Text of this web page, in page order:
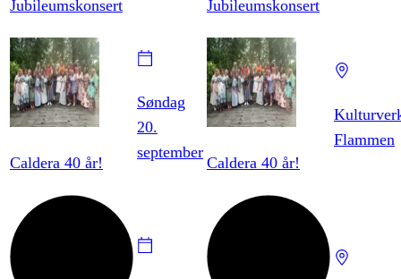
Jubileumskonsert
Jubileumskonsert
Caldera 40 år!
Søndag
20.
september
Caldera 40 år!
Flammen